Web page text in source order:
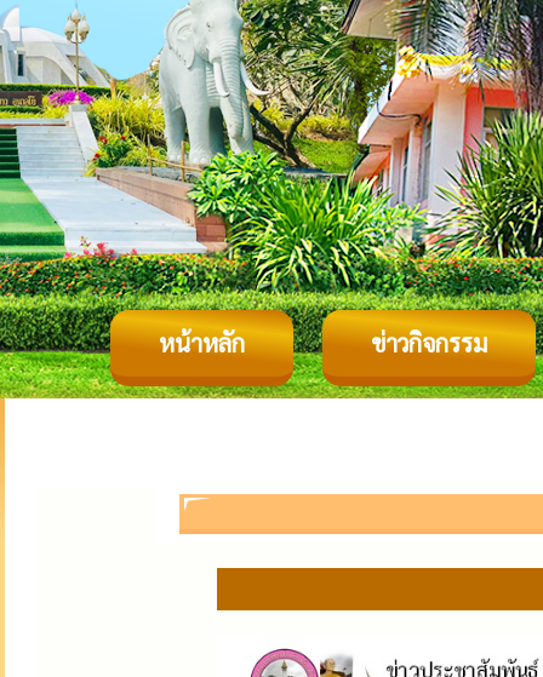
หน้าหลัก ข่าวกิจกรรม